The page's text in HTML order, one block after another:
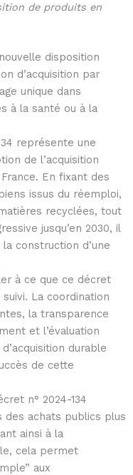
de produits en
disposition
d’acquisition par
unique dans
à la santé ou à la
représente une
de l’acquisition
En fixant des
issus du réemploi,
recyclées, tout
jusqu’en 2030, il
construction d’une
à ce que ce décret
La coordination
la transparence
et l’évaluation
durable
de cette
n° 2024-134
achats publics plus
ainsi à la
cela permet
aux